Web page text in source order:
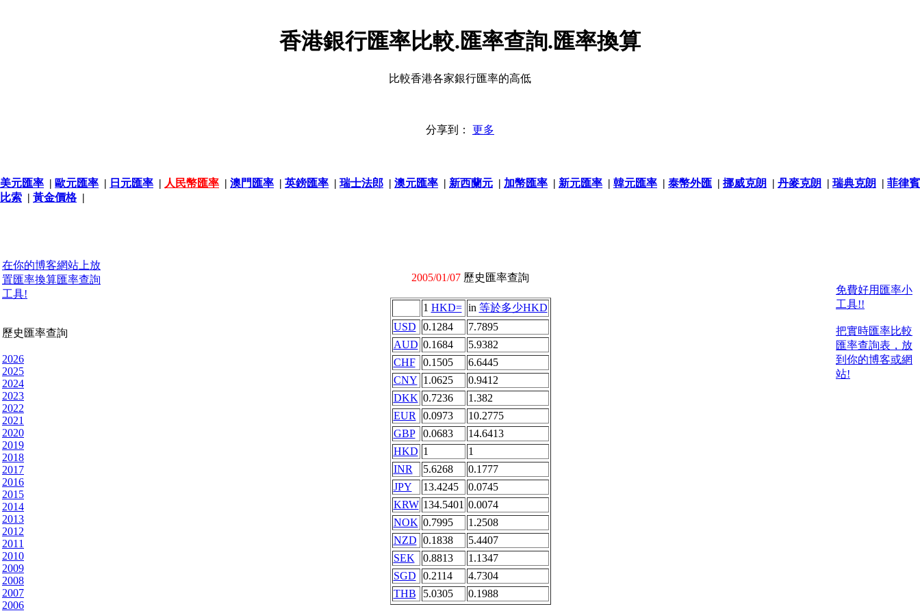
香港銀行匯率比較.匯率查詢.匯率換算
比較香港各家銀行匯率的高低
分享到： 更多
美元匯率 | 歐元匯率 | 日元匯率 | 人民幣匯率 | 澳門匯率 | 英鎊匯率 | 瑞士法郎 | 澳元匯率 | 新西蘭元 | 加幣匯率 | 新元匯率 | 韓元匯率 | 泰幣外匯 | 挪威克朗 | 丹麥克朗 | 瑞典克朗 | 菲律賓
比索 | 黃金價格|
在你的博客網站上放
置匯率換算匯率查詢
工具!
歷史匯率查詢
2026
2025
2024
2023
2022
2021
2020
2019
2018
2017
2016
2015
2014
2013
2012
2011
2010
2009
2008
2007
2006
2005/01/07 歷史匯率查詢
1 HKD= in 等於多少HKD
USD
0.1284
7.7895
AUD 0.1684
5.9382
CHF
0.1505
6.6445
CNY 1.0625
0.9412
DKK 0.7236
1.382
EUR
0.0973
10.2775
GBP
0.0683
14.6413
HKD 1
1
INR
5.6268
0.1777
JPY
13.4245
0.0745
KRW 134.5401 0.0074
NOK 0.7995
1.2508
NZD 0.1838
5.4407
SEK
0.8813
1.1347
SGD
0.2114
4.7304
THB
5.0305 0.1988
免費好用匯率小
工具!!
把實時匯率比較
匯率查詢表，放
到你的博客或網
站!